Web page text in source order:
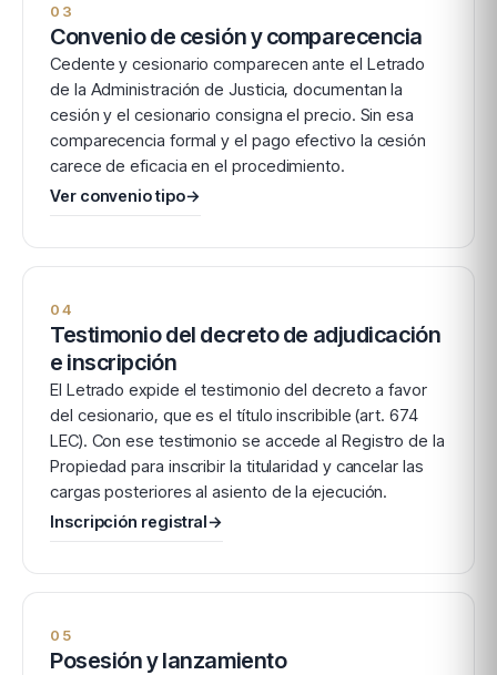
03
Convenio de cesión y comparecencia
Cedente y cesionario comparecen ante el Letrado
de la Administración de Justicia, documentan la
cesión y el cesionario consigna el precio. Sin esa
comparecencia formal y el pago efectivo la cesión
carece de eficacia en el procedimiento.
Ver convenio tipo→
04
Testimonio del decreto de adjudicación
e inscripción
El Letrado expide el testimonio del decreto a favor
del cesionario, que es el título inscribible (art. 674
LEC). Con ese testimonio se accede al Registro de la
Propiedad para inscribir la titularidad y cancelar las
cargas posteriores al asiento de la ejecución.
Inscripción registral→
05
Posesión y lanzamiento